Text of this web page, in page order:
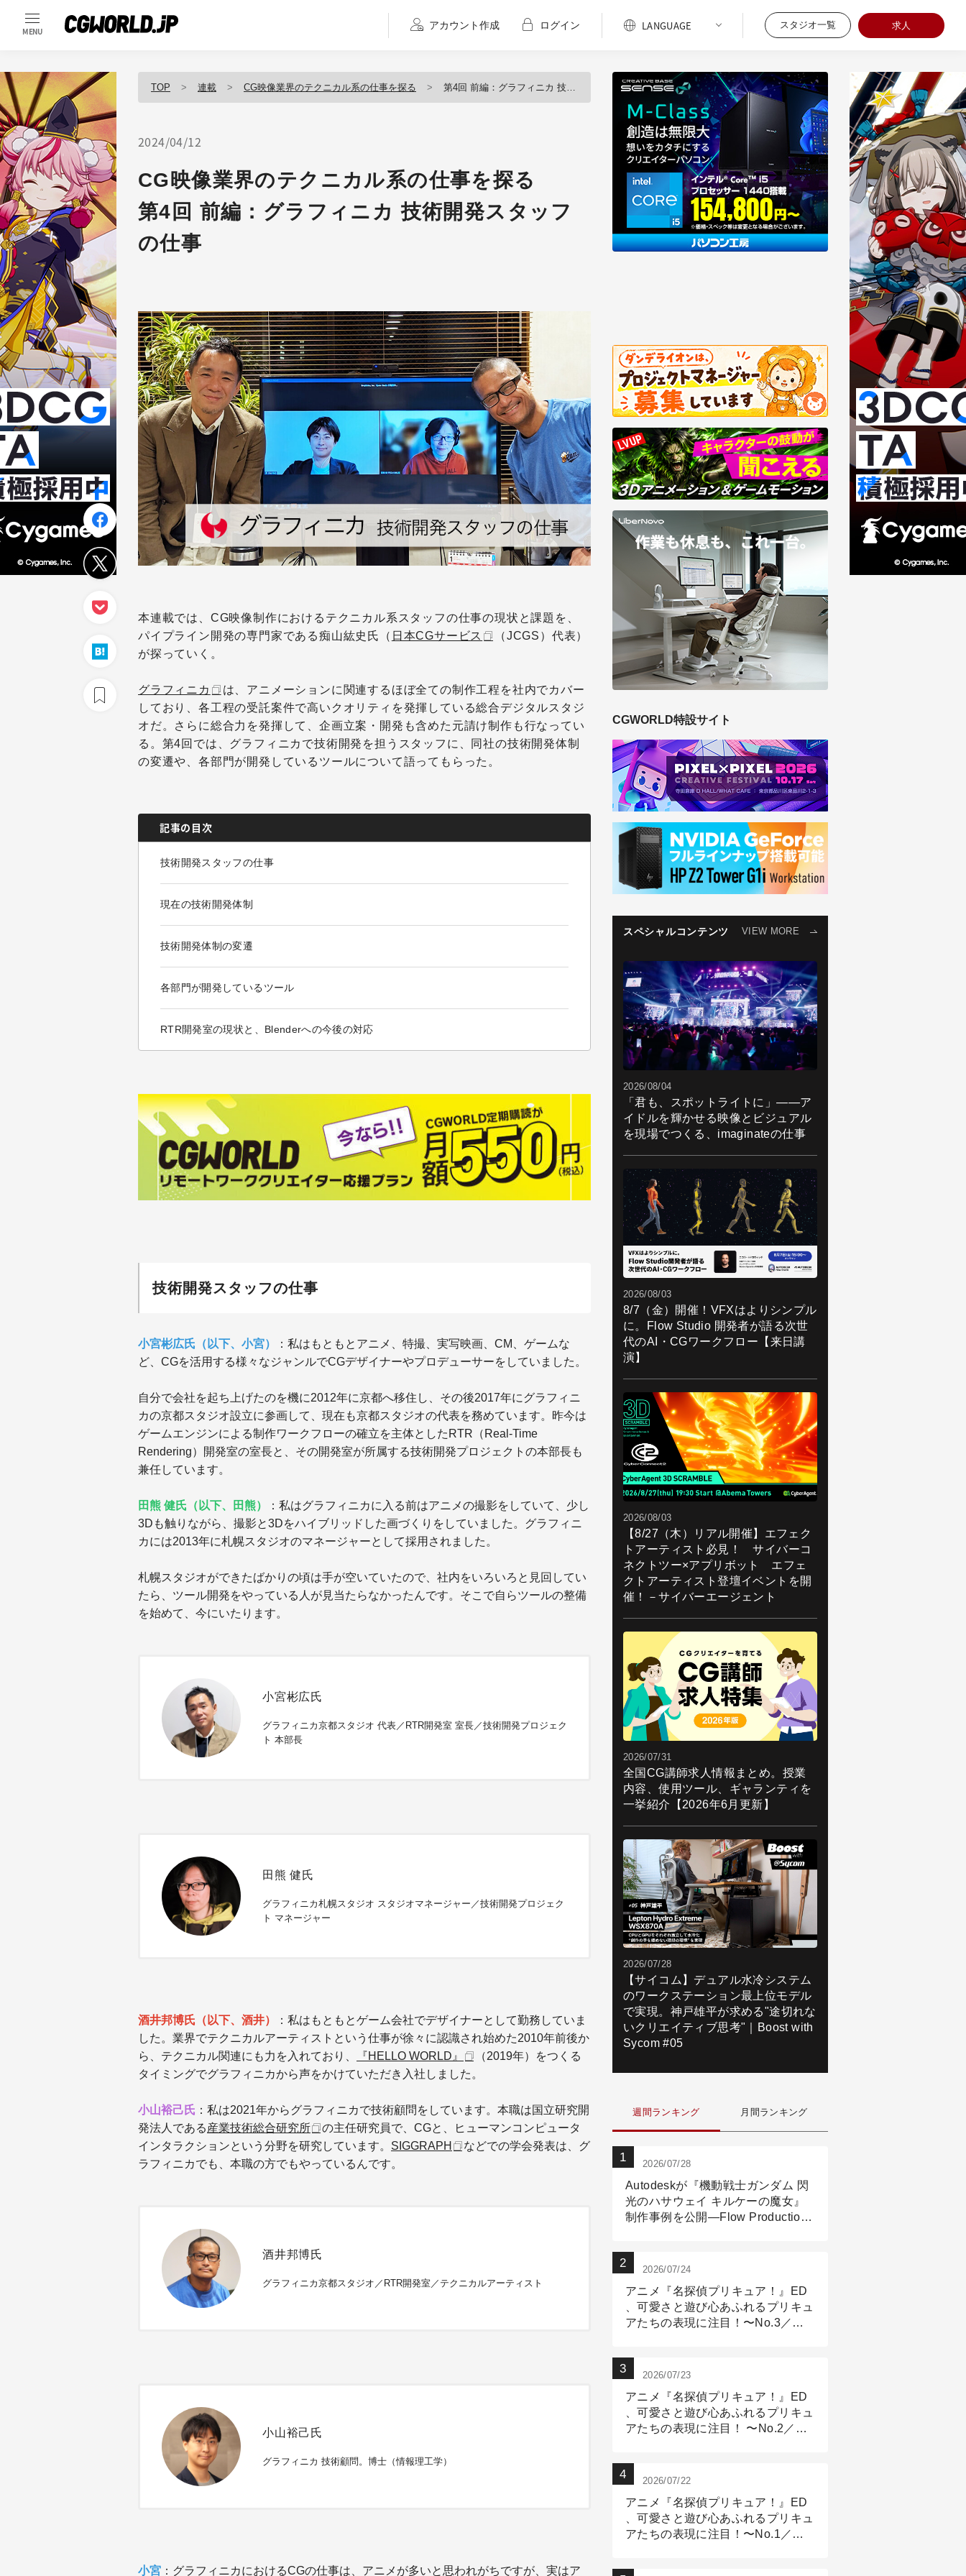
MENU
アカウント作成 ログイン スタジオ一覧 求人
TOP 連載 CG映像業界のテクニカル系の仕事を探る 第4回 前編：グラフィニカ 技術開発スタッフの仕事
2024/04/12
CG映像業界のテクニカル系の仕事を探る
第4回 前編：グラフィニカ 技術開発スタッフ
の仕事
本連載では、CG映像制作におけるテクニカル系スタッフの仕事の現状と課題を、
パイプライン開発の専門家である痴山紘史氏（ 日本CGサービス
（JCGS）代表）
が探っていく。
グラフィニカ は 、アニメーションに関連するほぼ全ての制作工程を社内でカバー
しており、各工程の受託案件で高いクオリティを発揮している総合デジタルスタジ
オだ。さらに総合力を発揮して、企画立案・開発も含めた元請け制作も行なってい
る。第4回では、グラフィニカで技術開発を担うスタッフに、同社の技術開発体制
の変遷や、各部門が開発しているツールについて語ってもらった。
記事の目次
技術開発スタッフの仕事
現在の技術開発体制
技術開発体制の変遷
各部門が開発しているツール
RTR開発室の現状と、Blenderへの今後の対応
技術開発スタッフの仕事
小宮彬広氏（以下、小宮） ： 私はもともとアニメ、特撮、実写映画、CM、ゲームな
ど、CGを活用する様々なジャンルでCGデザイナーやプロデューサーをしていました。
自分で会社を起ち上げたのを機に2012年に京都へ移住し、その後2017年にグラフィニ
カの京都スタジオ設立に参画して、現在も京都スタジオの代表を務めています。昨今は
ゲームエンジンによる制作ワークフローの確立を主体としたRTR（Real-Time
Rendering）開発室の室長と、その開発室が所属する技術開発プロジェクトの本部長も
兼任しています。
田熊 健氏（以下、田熊）
：私はグラフィニカに入る前はアニメの撮影をしていて、少し
3Dも触りながら、撮影と3Dをハイブリッドした画づくりをしていました。グラフィニ
カには2013年に札幌スタジオのマネージャーとして採用されました。
札幌スタジオができたばかりの頃は手が空いていたので、社内をいろいろと見回してい
たら、ツール開発をやっている人が見当たらなかった んです。そこで自らツールの整備
を始めて、今にいたります。
小宮彬広氏
グラフィニカ京都スタジオ 代表／RTR開発室 室長／技術開発プロジェク
ト 本部長
田熊 健氏
グラフィニカ札幌スタジオ スタジオマネージャー／技術開発プロジェク
ト マネージャー
酒井邦博氏（以下、酒井）
：私はもともとゲーム会社でデザイナーとして勤務していま
した。業界でテクニカルアーティストという仕事が徐々に認識され始めた2010年前後か
ら、テクニカル関連にも力を入れており
『HELLO WORLD』
（2019年）をつくる
タイミングでグラフィニカから声をかけていただき 入社しました。
小山裕己氏 ：私は2021年からグラフィニカで技術顧問をしています。本職は国立研究開
発法人である産業技術総合研究所
の主任研究員で、CGと、ヒューマンコンピュータ
インタラクションという分野を研究しています。 SIGGRAPH
などでの学会発表は、グ
ラフィニカでも、本職の方でもやっているんです。
酒井邦博氏
グラフィニカ京都スタジオ ／RTR開発室／テクニカルアーティスト
小山裕己氏
グラフィニカ 技術顧問。博士（情報理工学）
小宮 ：グラフィニカにおけるCGの仕事は、アニメが多いと思われがちですが、実はア
CGWORLD特設サイト
スペシャルコンテンツ VIEW MORE
2026/08/04
「君も、スポットライトに」――ア
イドルを輝かせる映像とビジュアル
を現場でつくる、imaginateの仕事
2026/08/03
8/7（金）開催！VFXはよりシンプル
に。Flow Studio 開発者が語る次世
代のAI・CGワークフロー【来日講
演】
2026/08/03
【8/27（木）リアル開催】エフェク
トアーティスト必見！ サイバーコ
ネクトツー×アプリボット エフェ
クトアーティスト登壇イベントを開
催！－サイバーエージェント
2026/07/31
全国CG講師求人情報まとめ。授業
内容、使用ツール、ギャランティを
一挙紹介【2026年6月更新】
2026/07/28
【サイコム】デュアル水冷システム
のワークステーション最上位モデル
で実現。神戸雄平が求める"途切れな
いクリエイティブ思考"｜Boost with
Sycom #05
週間ランキング 月間ランキング
2026/07/28
Autodeskが『機動戦士ガンダム 閃
光のハサウェイ キルケーの魔女』
制作事例を公開―Flow Production
2026/07/24
アニメ『名探偵プリキュア！』ED
、可愛さと遊び心あふれるプリキュ
アたちの表現に注目！〜No.3／ア
2026/07/23
アニメ『名探偵プリキュア！』ED
、可愛さと遊び心あふれるプリキュ
アたちの表現に注目！ 〜No.2／モ
2026/07/22
アニメ『名探偵プリキュア！』ED
、可愛さと遊び心あふれるプリキュ
アたちの表現に注目！〜No.1／演